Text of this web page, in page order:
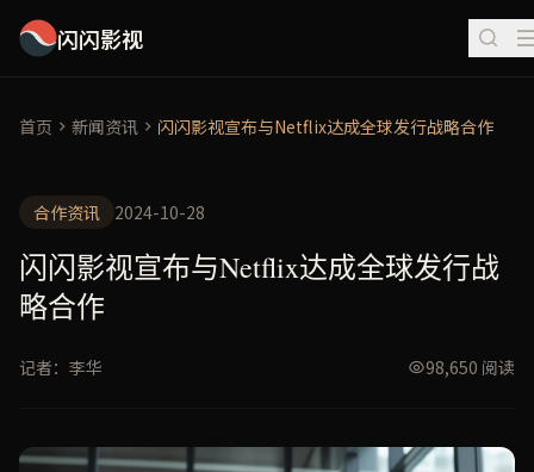
闪闪影视
首页 新闻资讯 闪闪影视宣布与Netflix达成全球发行战略合作
合作资讯 2024-10-28
闪闪影视宣布与Netflix达成全球发行战
略合作
记者：李华 98,650 阅读